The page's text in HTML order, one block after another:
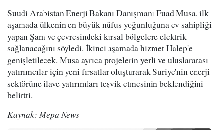
Suudi Arabistan Enerji Bakanı Danışmanı Fuad Musa, ilk
aşamada ülkenin en büyük nüfus yoğunluğuna ev sahipliği
yapan Şam ve çevresindeki kırsal bölgelere elektrik
sağlanacağını söyledi. İkinci aşamada hizmet Halep'e
genişletilecek. Musa ayrıca projelerin yerli ve uluslararası
yatırımcılar için yeni fırsatlar oluşturarak Suriye'nin enerji
sektörüne ilave yatırımları teşvik etmesinin beklendiğini
belirtti.
Kaynak: Mepa News